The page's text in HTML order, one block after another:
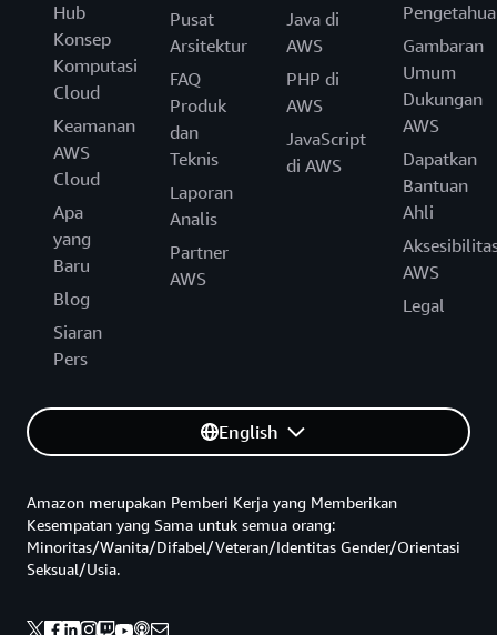
Hub
Konsep
Komputasi
Cloud
Keamanan
AWS
Cloud
Apa
yang
Baru
Blog
Siaran
Pers
Pusat
Arsitektur
FAQ
Produk
dan
Teknis
Laporan
Analis
Partner
AWS
Java di
AWS
PHP di
AWS
JavaScript
di AWS
Gambaran
Umum
Dukungan
AWS
Dapatkan
Bantuan
Ahli
AWS
Legal
English
Amazon merupakan Pemberi Kerja yang Memberikan
Kesempatan yang Sama untuk semua orang:
Minoritas/Wanita/Difabel/Veteran/Identitas Gender/Orientasi
Seksual/Usia.